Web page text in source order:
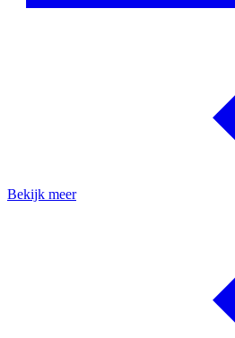
Bekijk meer